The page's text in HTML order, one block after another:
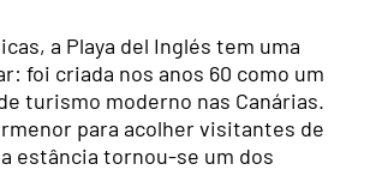
a Playa del Inglés tem uma
foi criada nos anos 60 como um
turismo moderno nas Canárias.
para acolher visitantes de
estância tornou-se um dos